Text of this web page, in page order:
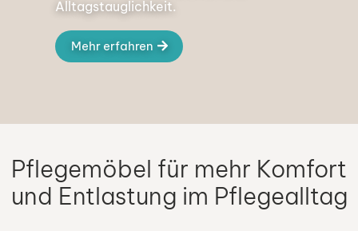
Alltagstauglichkeit.
Mehr erfahren
Pflegemöbel für mehr Komfort
und Entlastung im Pflegealltag